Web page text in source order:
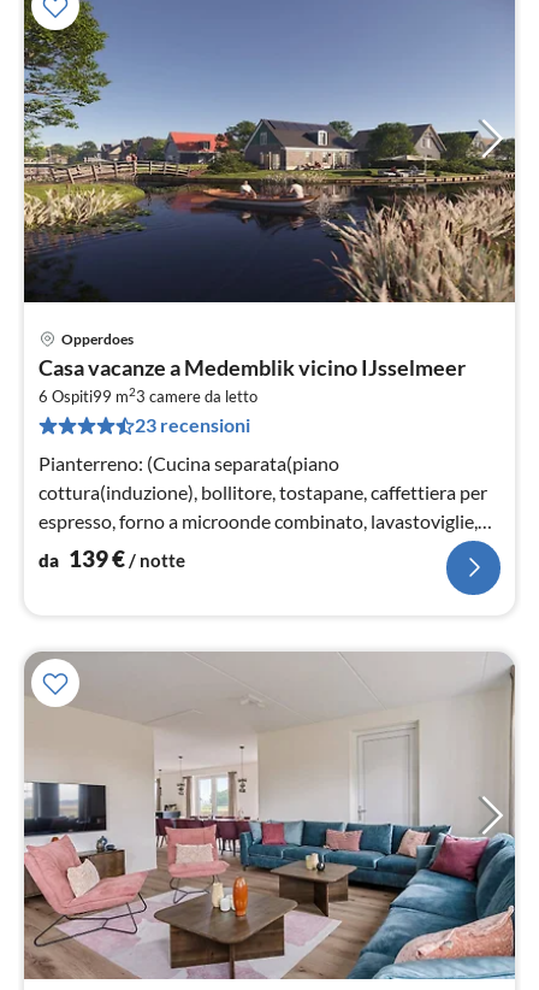
Opperdoes
Casa vacanze a Medemblik vicino IJsselmeer
6 Ospiti99 m23 camere da letto
23 recensioni
Pianterreno: (Cucina separata(piano
cottura(induzione), bollitore, tostapane, caffettiera per
espresso, forno a microonde combinato, lavastoviglie,
frigo con congelatore, Frullator...
da 139€/ notte